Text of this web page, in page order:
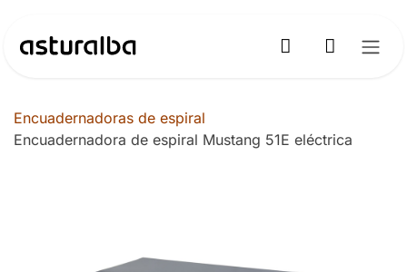
Encuadernadoras de espiral
Encuadernadora de espiral Mustang 51E eléctrica